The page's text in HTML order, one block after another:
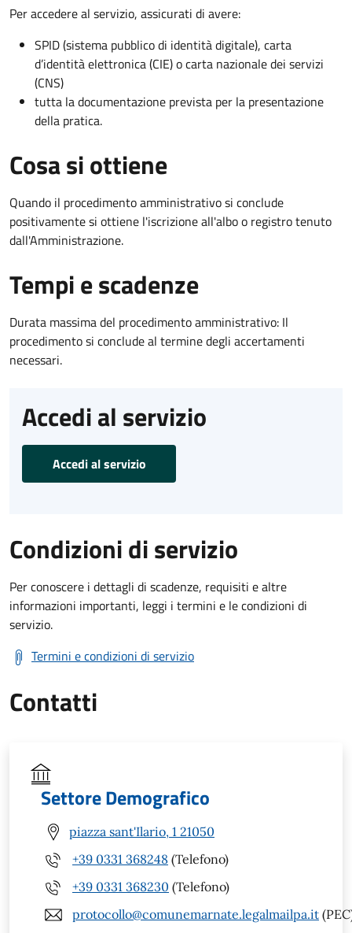
Per accedere al servizio, assicurati di avere:
SPID (sistema pubblico di identità digitale), carta
d’identità elettronica (CIE) o carta nazionale dei servizi
(CNS)
tutta la documentazione prevista per la presentazione
della pratica.
Cosa si ottiene
Quando il procedimento amministrativo si conclude
positivamente si ottiene l'iscrizione all'albo o registro tenuto
dall'Amministrazione.
Tempi e scadenze
Durata massima del procedimento amministrativo: Il
procedimento si conclude al termine degli accertamenti
necessari.
Accedi al servizio
Accedi al servizio
Condizioni di servizio
Per conoscere i dettagli di scadenze, requisiti e altre
informazioni importanti, leggi i termini e le condizioni di
servizio.
Termini e condizioni di servizio
Contatti
Settore Demografico
piazza sant'Ilario, 1 21050
+39 0331 368248 (Telefono)
+39 0331 368230 (Telefono)
protocollo@comunemarnate.legalmailpa.it